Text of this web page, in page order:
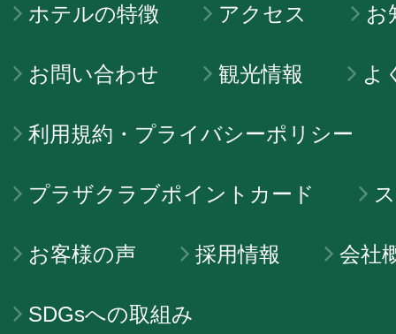
ホテルの特徴 アクセス お
お問い合わせ 観光情報 よ
利用規約・プライバシーポリシー
プラザクラブポイントカード
お客様の声 採用情報 会社
SDGsへの取組み